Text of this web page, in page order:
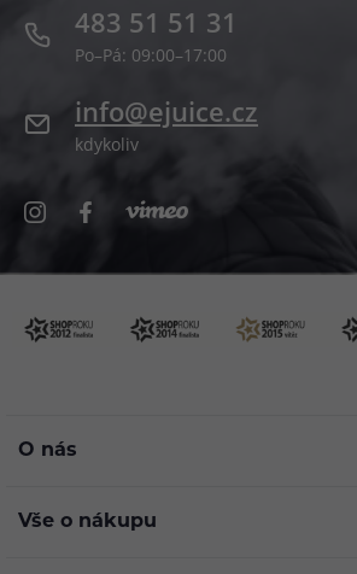
483 51 51 31
Po–Pá: 09:00–17:00
info@ejuice.cz
kdykoliv
O nás
Vše o nákupu